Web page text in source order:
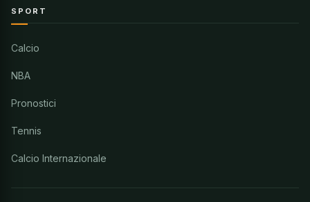
SPORT
Calcio
NBA
Pronostici
Tennis
Calcio Internazionale